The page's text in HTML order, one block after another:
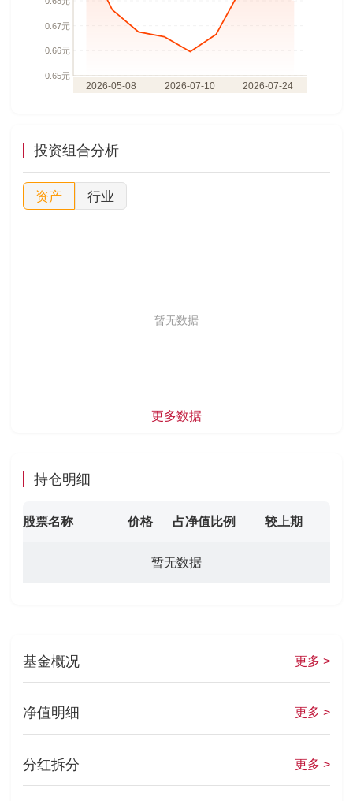
投资组合分析
资产 行业
暂无数据
更多数据
持仓明细
股票名称 价格 占净值比例 较上期
暂无数据
基金概况 更多 >
净值明细 更多 >
分红拆分 更多 >